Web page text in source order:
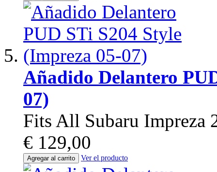
Añadido Delantero
07)
Fits All Subaru Impreza
€ 129,00
Agregar al carrito Ver el producto